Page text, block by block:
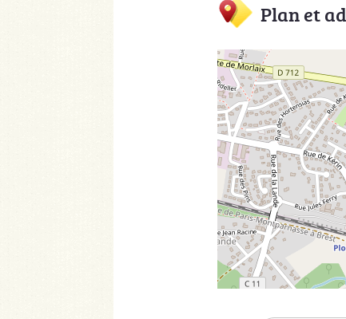
Plan et